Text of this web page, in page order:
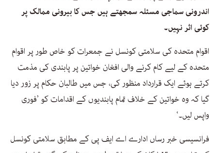
اندرونی سماجی مسئلہ سمجھتے ہیں جس کا بیرونی ممالک پر
کوئی اثر نہیں۔
اقوام متحدہ کی سلامتی کونسل نے جمعرات کو خاص طور پر اقوام
متحدہ کے لیے کام کرنے والی افغان خواتین پر پابندی کی مذمت
کرتے ہوئے ایک قرارداد منظور کی، جس میں طالبان حکام پر زور دیا
گیا کہ وہ خواتین کے خلاف تمام پابندیوں کے اقدامات کو ’فوری
واپس لیں۔‘
فرانسیسی خبر رساں ادارے اے ایف پی کے مطابق سلامتی کونسل